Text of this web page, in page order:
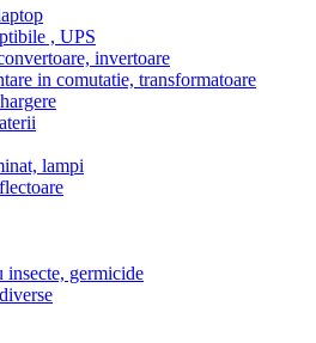
, UPS
invertoare
in comutatie, transformatoare
lampi
insecte, germicide